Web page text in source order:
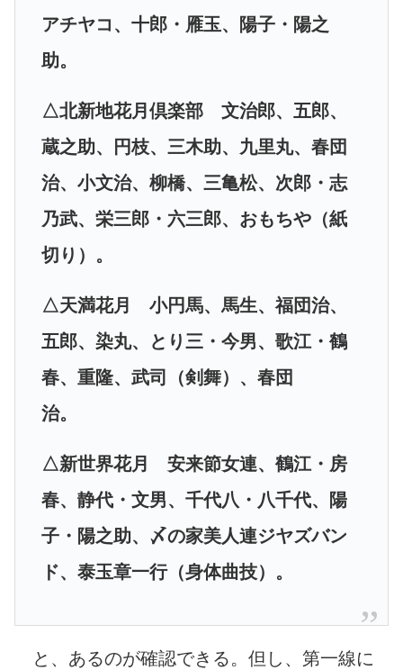
アチヤコ、十郎・雁玉、陽子・陽之
助。
△北新地花月倶楽部 文治郎、五郎、
蔵之助、円枝、三木助、九里丸、春団
治、小文治、柳橋、三亀松、次郎・志
乃武、栄三郎・六三郎、おもちや（紙
切り）。
△天満花月 小円馬、馬生、福団治、
五郎、染丸、とり三・今男、歌江・鶴
春、重隆、武司（剣舞）、 春団
治。
△新世界花月 安来節女連、鶴江・房
春、静代・文男、千代八・八千代、陽
子・陽之助、〆の家美人連ジヤズバン
ド、泰玉章一行（身体曲技）。
と、あるのが確認できる。 但し、第一線に